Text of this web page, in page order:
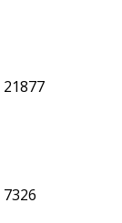
21877
7326